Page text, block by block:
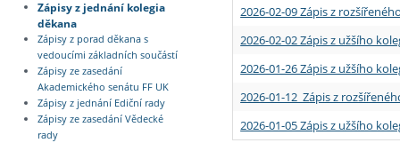
Zápisy z jednání kolegia
děkana
Zápisy z porad děkana s
vedoucími základních součástí
Zápisy ze zasedání
Akademického senátu FF UK
Zápisy z jednání Ediční rady
Zápisy ze zasedání Vědecké
rady
2026-02-09 Zápis z
2026-02-02 Zápis z užšího
2026-01-26 Zápis z užšího
2026-01-12 Zápis z
2026-01-05 Zápis z užšího